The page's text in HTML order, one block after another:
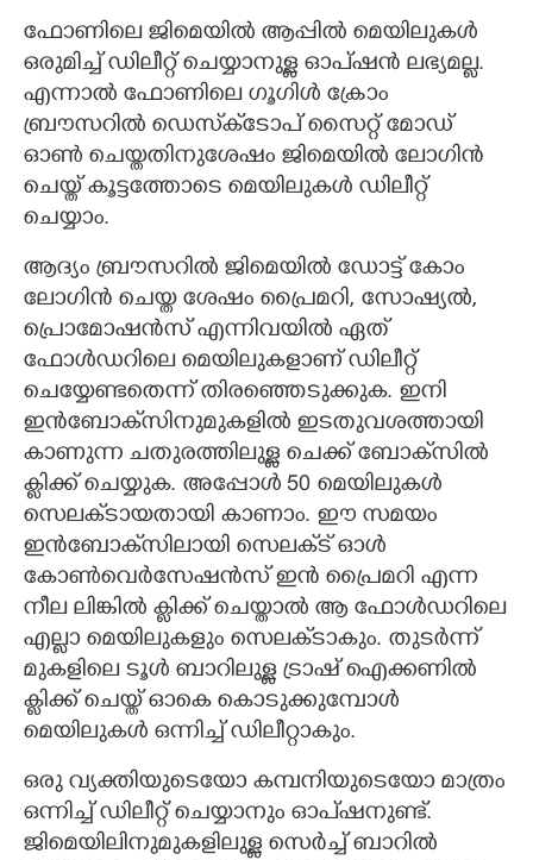
ഫോണിലെ ജിമെയിൽ ആപ്പിൽ മെയിലുകൾ
ഒരുമിച്ച് ഡിലീറ്റ് ചെയ്യാനുള്ള ഓപ്‌ഷൻ ലഭ്യമല്ല.
എന്നാൽ ഫോണിലെ ഗൂഗിൾ ക്രോം
ബ്രൗസറിൽ ഡെസ്‌ക്‌ടോപ് സൈറ്റ് മോഡ്
ഓൺ ചെയ്തതിനുശേഷം ജിമെയിൽ ലോഗിൻ
ചെയ്ത് കൂട്ടത്തോടെ മെയിലുകൾ ഡിലീറ്റ്
ചെയ്യാം.
ആദ്യം ബ്രൗസറിൽ ജിമെയിൽ ഡോട്ട് കോം
ലോഗിൻ ചെയ്ത ശേഷം പ്രൈമറി, സോഷ്യൽ,
പ്രൊമോഷൻസ് എന്നിവയിൽ ഏത്
ഫോൾഡറിലെ മെയിലുകളാണ് ഡിലീറ്റ്
ചെയ്യേണ്ടതെന്ന് തിരഞ്ഞെടുക്കുക. ഇനി
ഇൻബോക്‌സിനുമുകളിൽ ഇടതുവശത്തായി
കാണുന്ന ചതുരത്തിലുള്ള ചെക്ക് ബോക്‌സിൽ
ക്ളിക്ക് ചെയ്യുക. അപ്പോൾ 50 മെയിലുകൾ
സെലക്‌ടായതായി കാണാം. ഈ സമയം
ഇൻബോക്‌സിലായി സെലക‌്ട് ഓൾ
കോൺവെർസേഷൻസ് ഇൻ പ്രൈമറി എന്ന
നീല ലിങ്കിൽ ക്ളിക്ക് ചെയ്താൽ ആ ഫോൾഡറിലെ
എല്ലാ മെയിലുകളും സെലക്‌ടാകും. തുടർന്ന്
മുകളിലെ ടൂൾ ബാറിലുള്ള ട്രാഷ് ഐക്കണിൽ
ക്ളിക്ക് ചെയ്ത് ഓകെ കൊടുക്കുമ്പോൾ
മെയിലുകൾ ഒന്നിച്ച് ഡിലീറ്റാകും.
ഒരു വ്യക്തിയുടെയോ കമ്പനിയുടെയോ മാത്രം
ഒന്നിച്ച് ഡിലീറ്റ് ചെയ്യാനും ഓപ്‌ഷനുണ്ട്.
ജിമെയിലിനുമുകളിലുള്ള സെർച്ച് ബാറിൽ